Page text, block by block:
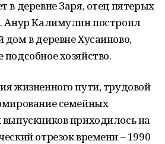
в деревне Заря, отец пятерых
Анур Калимулин построил
в деревне Хусаиново,
хозяйство.
жизненного пути, трудовой
семейных
приходилось на
отрезок времени – 1990